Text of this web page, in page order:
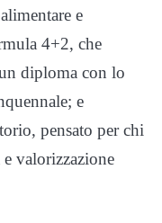
e
4+2, che
diploma con lo
e
pensato per chi
e valorizzazione